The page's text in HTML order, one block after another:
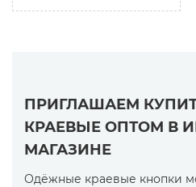
ПРИГЛАШАЕМ
КРАЕВЫЕ ОПТОМ В
МАГАЗИНЕ
Одёжные краевые кнопки